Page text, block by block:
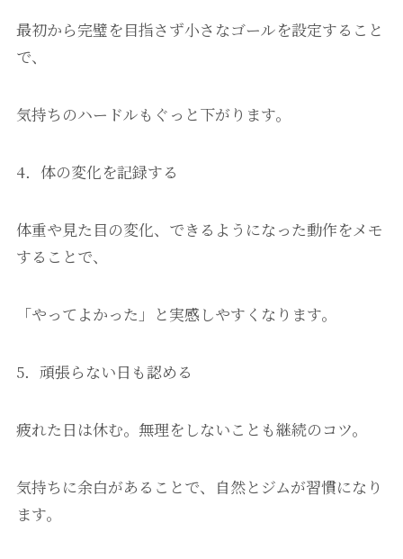
最初から完璧を目指さず小さなゴールを設定すること
で、
気持ちのハードルもぐっと下がります。
4．体の変化を記録する
体重や見た目の変化、できるようになった動作をメモ
することで、
「やってよかった」と実感しやすくなります。
5．頑張らない日も認める
疲れた日は休む。無理をしないことも継続のコツ。
気持ちに余白があることで、自然とジムが習慣になり
ます。